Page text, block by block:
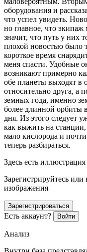
оборудования и
что успел увидеть.
но главное, что экипаж
значит, что путь у них
плохой новостью было
короткое время
меня спасти. Удобные
возникают примерно
обе планеты выходят в
относительно друга, а
земных года, именно
более длинной орбиты
дня. Из этого следует
как выжить на станции,
мало кислорода и
теперь разбираться.
Здесь есть иллюстрация
Зарегистрируйтесь
изображения
Зарегистрироваться
Есть аккаунт? Войти
Анализ